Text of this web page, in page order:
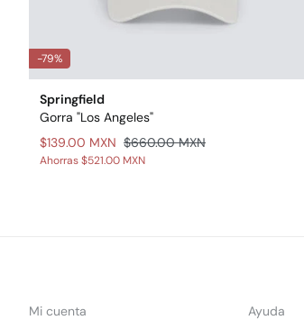
-79%
Springfield
Gorra "Los Angeles"
$139.00 MXN $660.00 MXN
Ahorras$521.00 MXN
Mi cuenta Ayuda